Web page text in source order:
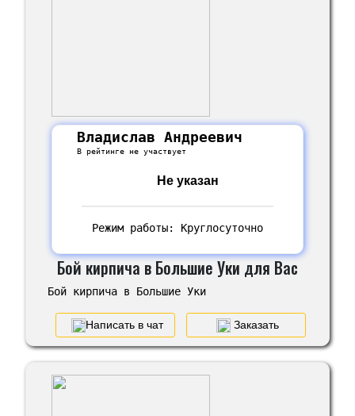
Владислав Андреевич
В рейтинге не участвует
Не указан
Режим работы: Круглосуточно
Бой кирпича в Большие Уки для Вас
Бой кирпича в Большие Уки
Написать в чат Заказать